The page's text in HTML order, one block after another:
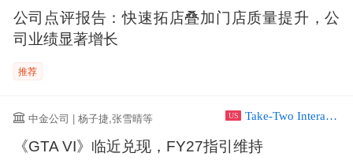
公司点评报告：快速拓店叠加门店质量提升，公
司业绩显著增长
推荐
中金公司 | 杨子捷,张雪晴等 US Take-Two Interactive Software Inc
《GTA VI》临近兑现，FY27指引维持